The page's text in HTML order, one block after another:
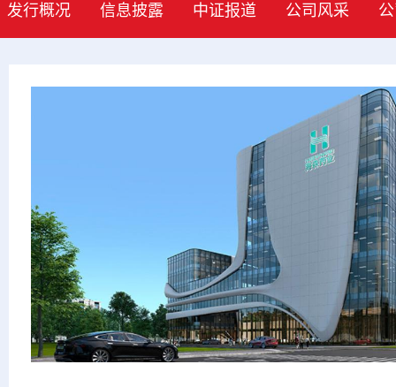
发行概况 信息披露 中证报道 公司风采